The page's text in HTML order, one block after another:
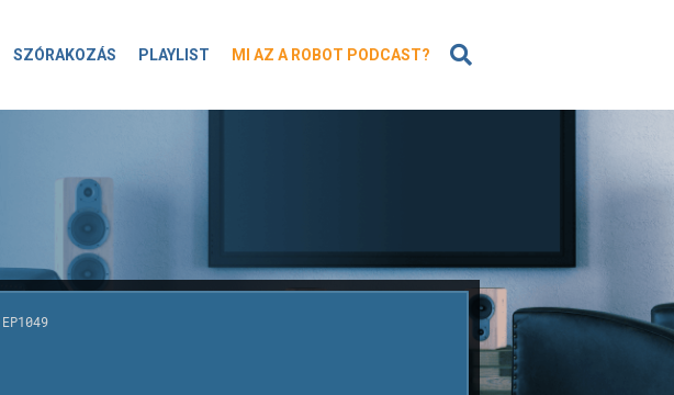
SZÓRAKOZÁS PLAYLIST MI AZ A ROBOT PODCAST?